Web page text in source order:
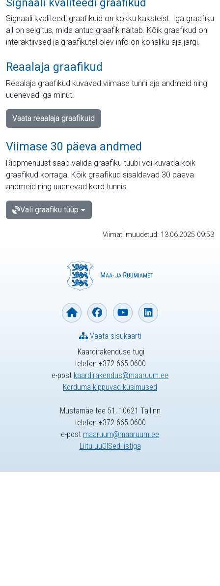
Signaali kvaliteedi graafikud
Signaali kvaliteedi graafikuid on kokku kaksteist. Iga graafiku
all on selgitus, mida antud graafik näitab. Kõik graafikud on
interaktiivsed ja graafikutel olev info on kohaliku aja järgi.
Reaalaja graafikud
Reaalaja graafikud kuvavad viimase tunni aja andmeid ning
uuenevad iga minut.
Vaata reaalaja graafikuid
Viimase 30 päeva andmed
Rippmenüüst saab valida graafiku tüübi või kuvada kõik
graafikud korraga. Kõik graafikud sisaldavad 30 päeva
andmeid ning uuenevad kord tunnis.
Vali graafiku tüüp
Viimati muudetud: 13.06.2025 09:53
Kaardirakenduse tugi
telefon +372 665 0600
e-post kaardirakendus@maaruum.ee
Korduma kippuvad küsimused
Vaata sisukaarti
Mustamäe tee 51, 10621 Tallinn
telefon +372 665 0600
e-post maaruum@maaruum.ee
Liitu uuGISed listiga